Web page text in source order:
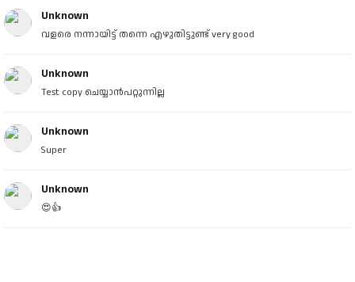
Unknown
വളരെ നന്നായിട്ട് തന്നെ എഴുതിട്ടുണ്ട് very good
Unknown
Test copy ചെയ്യാൻപറ്റുന്നില്ല
Unknown
Super
Unknown
😍👍